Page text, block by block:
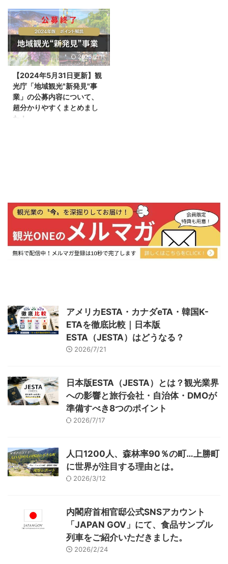
庁における調査事業の一環として
国が直接行うことで支援するもの
です。 事業概要をざっくりいう
と、観光庁が派遣する専門家と一
緒に解説文を作成し、外国人 ...
2025年1月24日、観光庁より、
「地方創生プレミアムインバウン
ドツアー集中展開事業」の公募開
始前説明会が実施されました。
今回は、地方創生プレミアムイン
バウンドツアー集中展開事業の公
象者、スケジュールなどを紹介し
ます。インバウンドをターゲット
とした高付加価値ツアーの実施に
取り組む事業者の方は、ぜひ以下
2025/2/11
【2024年5月31日更新】観
光庁「地域観光"新発見"事
業」の公募内容について、
超分かりやすくまとめまし
た！
を紹介します。 地域の観光資源
を活用した地方誘客に資する観光
コンテンツ造成に取り組む事業者
の方は、ぜひ以下を参考にしてく
ださい。 6月24日更新：この補助
金はすべに募集が終了していま
アメリカESTA・カナダeTA・韓国K-
ETAを徹底比較｜日本版
ESTA（JESTA）はどうなる？
2026/7/21
日本版ESTA（JESTA）とは？観光業界
への影響と旅行会社・自治体・DMOが
準備すべき8つのポイント
2026/7/17
人口1200人、森林率90％の町…上勝町
に世界が注目する理由とは。
2026/3/12
内閣府首相官邸公式SNSアカウント
「JAPAN GOV」にて、食品サンプル
列車をご紹介いただきました。
2026/2/24